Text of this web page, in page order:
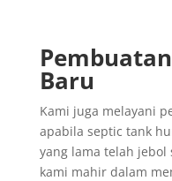
Baru
Kami juga melayani
apabila septic tank
yang lama telah jebol
kami mahir dalam